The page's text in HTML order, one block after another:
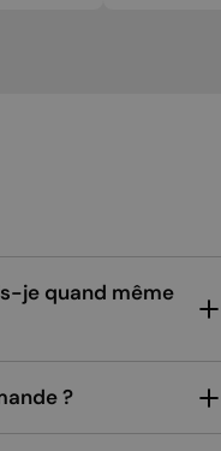
je quand même
?